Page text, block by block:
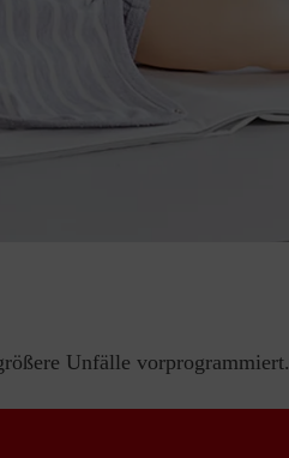
Unfälle vorprogrammiert.